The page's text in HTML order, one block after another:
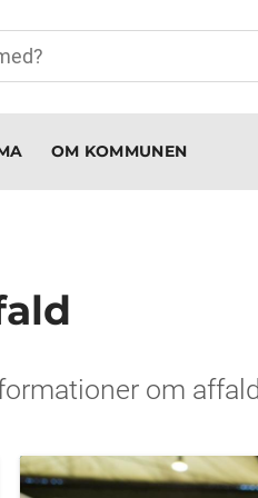
OM KOMMUNEN
om